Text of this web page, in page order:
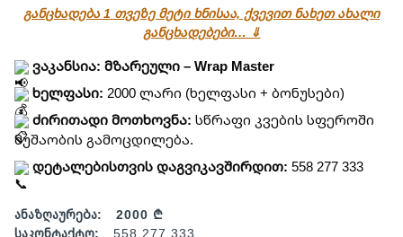
განცხადება 1 თვეზე მეტი ხნისაა, ქვევით ნახეთ ახალი
განცხადებები… ⇓
ვაკანსია: მზარეული – Wrap Master
ხელფასი: 2000 ლარი (ხელფასი + ბონუსები)
ძირითადი მოთხოვნა: სწრაფი კვების სფეროში
მუშაობის გამოცდილება.
დეტალებისთვის დაგვიკავშირდით: 558 277 333
ანაზღაურება:
2000 ₾
საკონტაქტო:
558 277 333